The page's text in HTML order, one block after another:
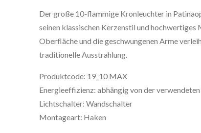
Der große 10-flammige Kronleuchter in
seinen klassischen Kerzenstil und hochwertiges
Oberfläche und die geschwungenen Arme
traditionelle Ausstrahlung.
Produktcode: 19_10 MAX
Energieeffizienz: abhängig von der
Lichtschalter: Wandschalter
Montageart: Haken